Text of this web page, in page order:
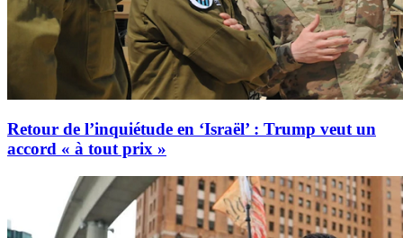
Retour de l’inquiétude en ‘Israël’ : Trump veut un
accord « à tout prix »